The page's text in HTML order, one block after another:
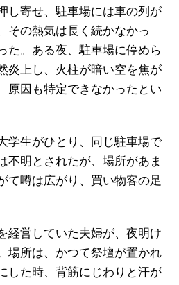
し寄せ、駐車場には車の列が
その熱気は長く続かなかっ
た。ある夜、駐車場に停めら
炎上し、火柱が暗い空を焦が
原因も特定できなかったとい
学生がひとり、同じ駐車場で
不明とされたが、場所があま
て噂は広がり、買い物客の足
経営していた夫婦が、夜明け
場所は、かつて祭壇が置かれ
した時、背筋にじわりと汗が